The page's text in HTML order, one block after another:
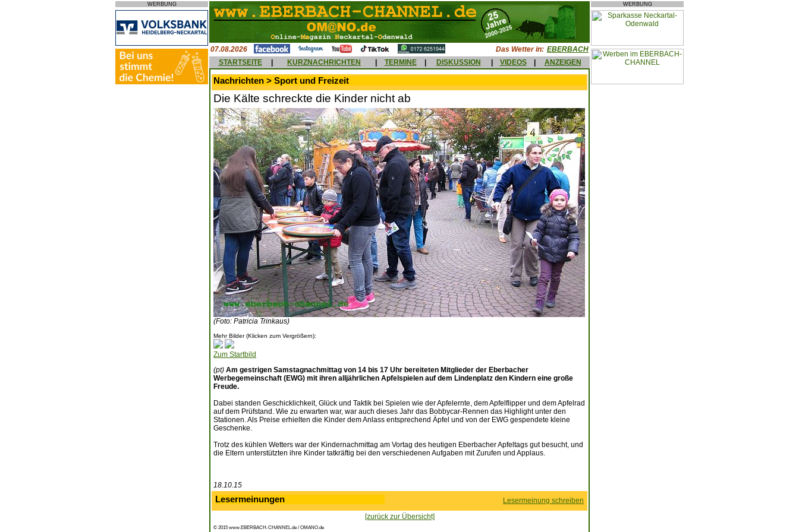
WERBUNG
07.08.2026 Das Wetter in: EBERBACH
STARTSEITE
KURZNACHRICHTEN TERMINE DISKUSSION VIDEOS ANZEIGEN
Nachrichten > Sport und Freizeit
Die Kälte schreckte die Kinder nicht ab
(Foto: Patricia Trinkaus)
Mehr Bilder (Klicken zum Vergrößern):
Zum Startbild
(pt) Am gestrigen Samstagnachmittag von 14 bis 17 Uhr bereiteten Mitglieder der Eberbacher
Werbegemeinschaft (EWG) mit ihren alljährlichen Apfelspielen auf dem Lindenplatz den Kindern eine große
Freude.
Dabei standen Geschicklichkeit, Glück und Taktik bei Spielen wie der Apfelernte, dem Apfelflipper und dem Apfelrad
auf dem Prüfstand. Wie zu erwarten war, war auch dieses Jahr das Bobbycar-Rennen das Highlight unter den
Stationen. Als Preise erhielten die Kinder dem Anlass entsprechend Äpfel und von der EWG gespendete kleine
Geschenke.
Trotz des kühlen Wetters war der Kindernachmittag am Vortag des heutigen Eberbacher Apfeltags gut besucht, und
die Eltern unterstützten ihre Kinder tatkräftig bei den verschiedenen Aufgaben mit Zurufen und Applaus.
18.10.15
Lesermeinungen
Lesermeinung schreiben
[zurück zur Übersicht]
© 2015 www.EBERBACH-CHANNEL.de / OMANO.de
WERBUNG